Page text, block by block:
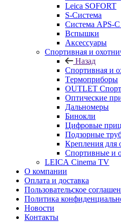
Leica SOFORT
S-Система
Система APS-
Вспышки
Аксессуары
Спортивная и
Назад
Спортивная и
Tермоприборы
OUTLET
Оптические
Дальномеры
Бинокли
Цифровые
Подзорные
Крепления для
Спортивные и
LEICA Cinema TV
О компании
Оплата и доставка
Пользовательское
Политика
Новости
Контакты